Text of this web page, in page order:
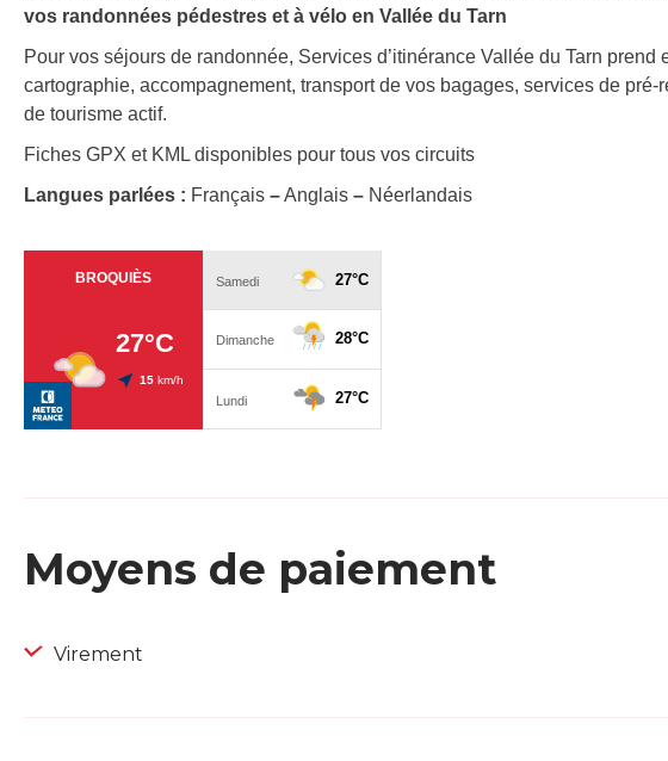
vos randonnées pédestres et à vélo en Vallée du Tarn
Pour vos séjours de randonnée, Services d’itinérance Vallée du Tarn
cartographie, accompagnement, transport de vos bagages, services de
de tourisme actif.
Fiches GPX et KML disponibles pour tous vos circuits
Langues parlées : Français –Anglais – Néerlandais
Moyens de paiement
Virement